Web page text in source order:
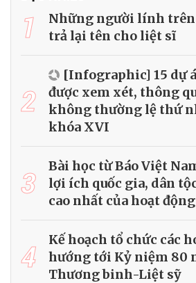
1
Những người lính
trả lại tên cho liệt sĩ
2
[Infographic] 15 dự
được xem xét, thông
không thường lệ thứ
khóa XVI
3
Bài học từ Báo Việt
lợi ích quốc gia, dân
cao nhất của hoạt
4
Kế hoạch tổ chức các
hướng tới Kỷ niệm 80
Thương binh-Liệt sỹ